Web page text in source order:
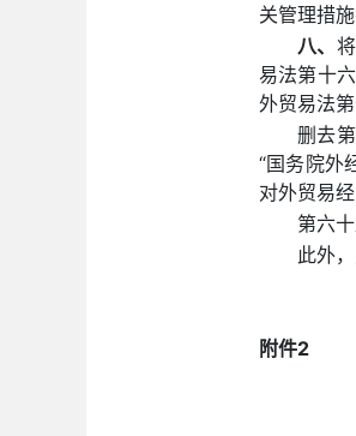
关管理措
八、
易法第十
外贸易法
删去
“国务院外
对外贸易经
第六
此外
附件2